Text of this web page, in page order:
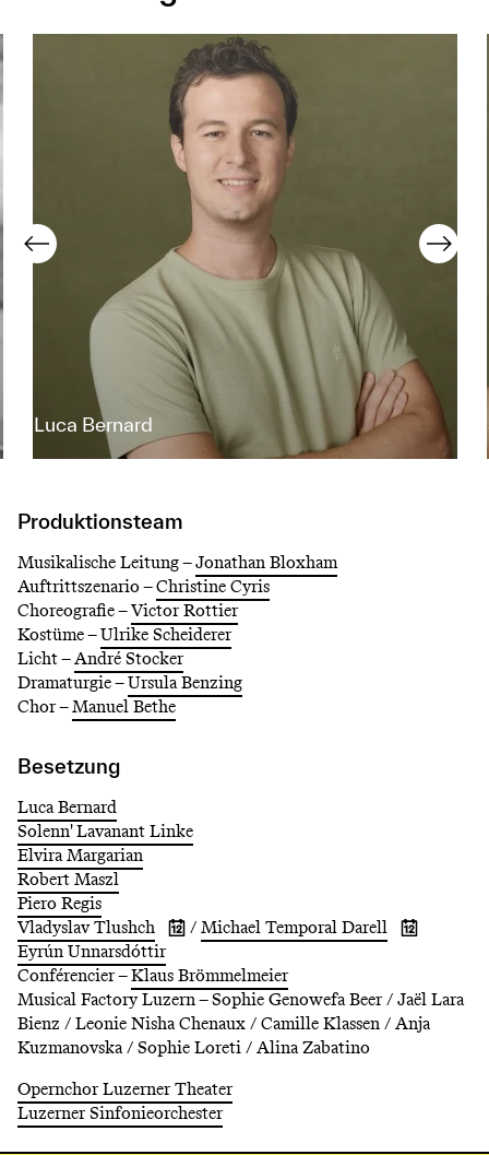
Luca Bernard
Produktionsteam
Musikalische Leitung –Jonathan Bloxham
Auftrittszenario –Christine Cyris
Choreografie –Victor Rottier
Kostüme –Ulrike Scheiderer
Licht –André Stocker
Dramaturgie –Ursula Benzing
Chor –Manuel Bethe
Besetzung
Luca Bernard
Solenn' Lavanant Linke
Elvira Margarian
Robert Maszl
Piero Regis
Vladyslav Tlushch
Show
dates
of
VladyslavTlushch
/Michael Temporal Darell
Show
Darell
Eyrún Unnarsdóttir
Conférencier –Klaus Brömmelmeier
Musical Factory Luzern –Sophie Genowefa Beer/Jaël Lara
Bienz /Leonie Nisha Chenaux/Camille Klassen/Anja
Kuzmanovska/Sophie Loreti/Alina Zabatino
Opernchor Luzerner Theater
Luzerner Sinfonieorchester